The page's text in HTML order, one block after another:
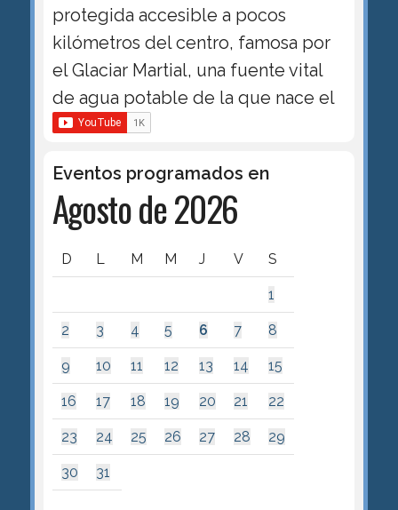
protegida accesible a pocos
kilómetros del centro, famosa por
el Glaciar Martial, una fuente vital
de agua potable de la que nace el
Eventos programados en
Agosto de 2026
D L M M J V S
1
2 3 4 5 6 7 8
9 10 11 12 13 14 15
16 17 18 19 20 21 22
23 24 25 26 27 28 29
30 31